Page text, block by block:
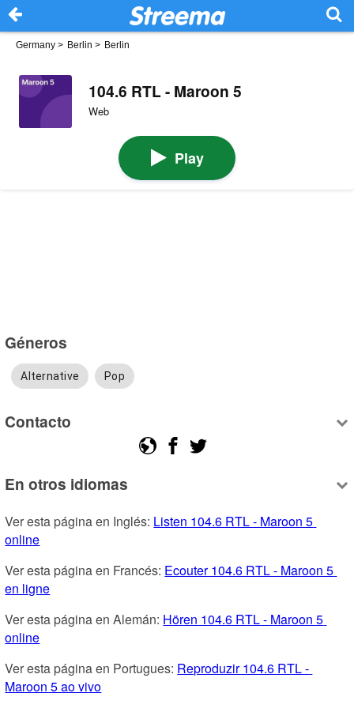
Germany > Berlin > Berlin
104.6 RTL - Maroon 5
Web
Play
Géneros
Alternative Pop
Contacto
En otros idiomas
Ver esta página en Inglés: Listen 104.6 RTL - Maroon 5
online
Ver esta página en Francés: Ecouter 104.6 RTL - Maroon 5
en ligne
Ver esta página en Alemán: Hören 104.6 RTL - Maroon 5
online
Ver esta página en Portugues: Reproduzir 104.6 RTL -
Maroon 5 ao vivo